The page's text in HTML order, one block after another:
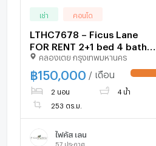
เช่า คอนโด
LTHC7678 – Ficus Lane
FOR RENT 2+1 bed 4 baths
Size 253 Sq.M. Near BTS
Phra Khanong station ONLY
150k/month
คลองเตย กรุงเทพมหานคร
฿150,000 / เดือน
2 นอน 4 น้ำ
253 ตร.ม.
ไฟคัส เลน
57 ประกาศ